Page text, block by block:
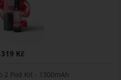
319 Kč
2 Pod Kit - 1300mAh